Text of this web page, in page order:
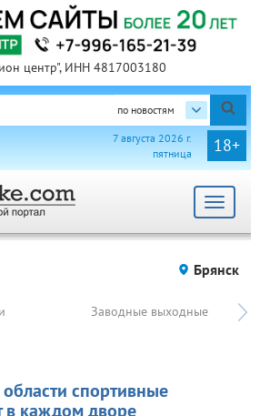
центр", ИНН 4817003180
по новостям
18+
7 августа 2026 г.
пятница
Toggle
Брянск
Заводные выходные
спортивные
в каждом дворе